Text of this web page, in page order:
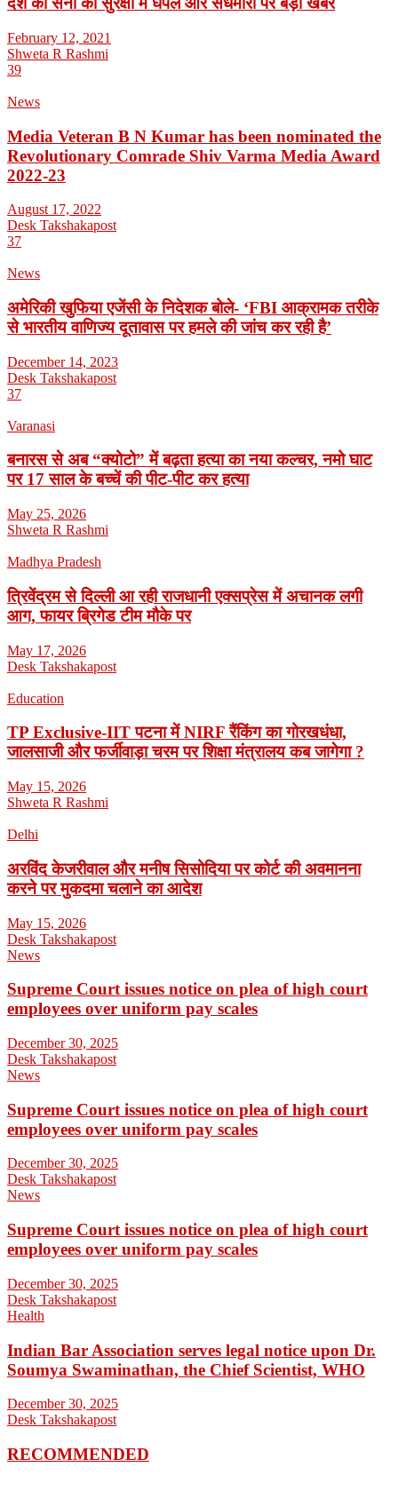
February 12, 2021
Shweta R Rashmi
39
News
Media Veteran B N Kumar has been nominated the
Revolutionary Comrade Shiv Varma Media Award
2022-23
August 17, 2022
Desk Takshakapost
37
News
अमेरिकी खुफिया एजेंसी के निदेशक बोले- ‘FBI आक्रामक तरीके
से भारतीय वाणिज्य दूतावास पर हमले की जांच कर रही है’
December 14, 2023
Desk Takshakapost
37
Varanasi
बनारस से अब “क्योटो” में बढ़ता हत्या का नया कल्चर, नमो घाट
पर 17 साल के बच्चें की पीट-पीट कर हत्या
May 25, 2026
Shweta R Rashmi
Madhya Pradesh
त्रिवेंद्रम से दिल्ली आ रही राजधानी एक्सप्रेस में अचानक लगी
आग, फायर ब्रिगेड टीम मौके पर
May 17, 2026
Desk Takshakapost
Education
TP Exclusive-IIT पटना में NIRF रैंकिंग का गोरखधंधा,
जालसाजी और फर्जीवाड़ा चरम पर शिक्षा मंत्रालय कब जागेगा ?
May 15, 2026
Shweta R Rashmi
Delhi
अरविंद केजरीवाल और मनीष सिसोदिया पर कोर्ट की अवमानना
करने पर मुकदमा चलाने का आदेश
May 15, 2026
Desk Takshakapost
News
Supreme Court issues notice on plea of high court
employees over uniform pay scales
December 30, 2025
Desk Takshakapost
News
Supreme Court issues notice on plea of high court
employees over uniform pay scales
December 30, 2025
Desk Takshakapost
News
Supreme Court issues notice on plea of high court
employees over uniform pay scales
December 30, 2025
Desk Takshakapost
Health
Indian Bar Association serves legal notice upon Dr.
Soumya Swaminathan, the Chief Scientist, WHO
December 30, 2025
Desk Takshakapost
RECOMMENDED